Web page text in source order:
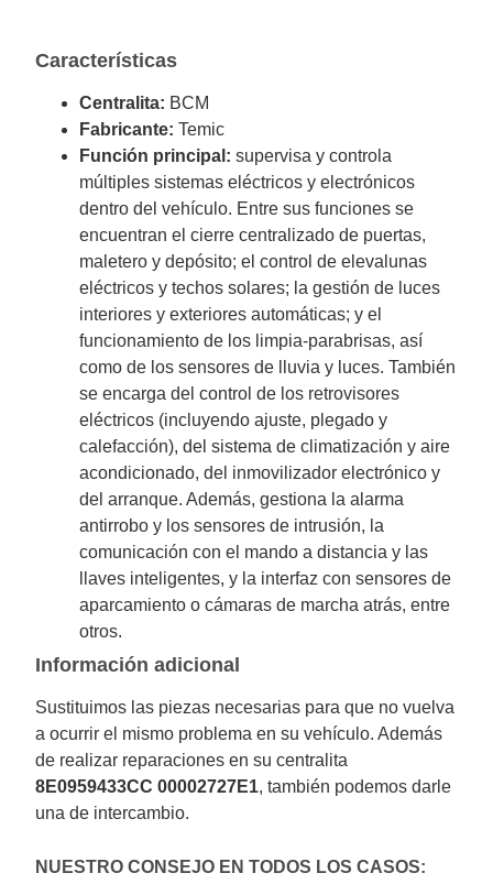
Características
Centralita: BCM
Fabricante:Temic
Función principal: supervisa y controla
múltiples sistemas eléctricos y electrónicos
dentro del vehículo. Entre sus funciones se
encuentran el cierre centralizado de puertas,
maletero y depósito; el control de elevalunas
eléctricos y techos solares; la gestión de luces
interiores y exteriores automáticas; y el
funcionamiento de los limpia-parabrisas, así
como de los sensores de lluvia y luces. También
se encarga del control de los retrovisores
eléctricos (incluyendo ajuste, plegado y
calefacción), del sistema de climatización y aire
acondicionado, del inmovilizador electrónico y
del arranque. Además, gestiona la alarma
antirrobo y los sensores de intrusión, la
comunicación con el mando a distancia y las
llaves inteligentes, y la interfaz con sensores de
aparcamiento o cámaras de marcha atrás, entre
otros.
Información adicional
Sustituimos las piezas necesarias para que no vuelva
a ocurrir el mismo problema en su vehículo. Además
de realizar reparaciones en su centralita
8E0959433CC 00002727E1, también podemos darle
una de intercambio.
NUESTRO CONSEJO EN TODOS LOS CASOS: